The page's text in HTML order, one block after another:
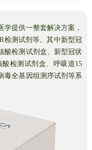
提供一整套解决方案，
检测试剂等。其中新型冠
酸检测试剂盒、新型冠状
检测试剂盒、呼吸道15
毒全基因组测序试剂等系